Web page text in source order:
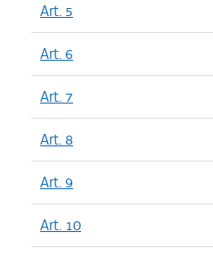
Art. 5
Art. 6
Art. 7
Art. 8
Art. 9
Art. 10